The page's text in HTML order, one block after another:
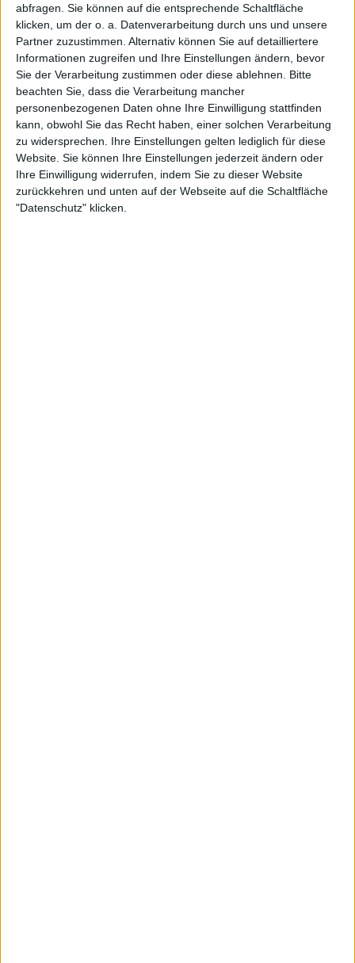
abfragen. Sie können auf die entsprechende Schaltfläche
klicken, um der o. a. Datenverarbeitung durch uns und unsere
Partner zuzustimmen. Alternativ können Sie auf detailliertere
Informationen zugreifen und Ihre Einstellungen ändern, bevor
Sie der Verarbeitung zustimmen oder diese ablehnen.
Bitte
beachten Sie, dass die Verarbeitung mancher
personenbezogenen Daten ohne Ihre Einwilligung stattfinden
kann, obwohl Sie das Recht haben, einer solchen Verarbeitung
zu widersprechen. Ihre Einstellungen gelten lediglich für diese
Website. Sie können Ihre Einstellungen jederzeit ändern oder
Ihre Einwilligung widerrufen, indem Sie zu dieser Website
zurückkehren und unten auf der Webseite auf die Schaltfläche
"Datenschutz" klicken.
In Extremo auf Tour
14.08.26
metal.de präsentiert
In Extremo – Carpe Noctem BurgenTour 2026
In Extremo
Festung Ehrenbreitstein, Koblenz
28.08.26
metal.de präsentiert
In Extremo – Carpe Noctem BurgenTour 2026
In Extremo
Wasserschloß Klaffenbach, Chemnitz
29.08.26
metal.de präsentiert
In Extremo – Carpe Noctem BurgenTour 2026
In Extremo
Burg Satzvey, Mechernich-Satzvey